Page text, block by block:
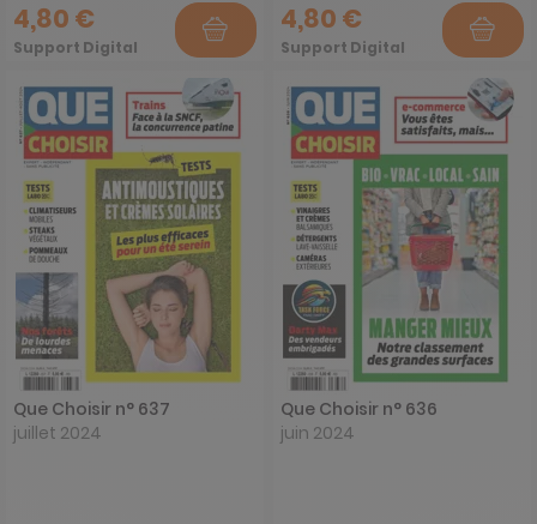
4,80 €
Support Digital
4,80 €
Support Digital
Que Choisir n° 637
juillet 2024
Que Choisir n° 636
juin 2024